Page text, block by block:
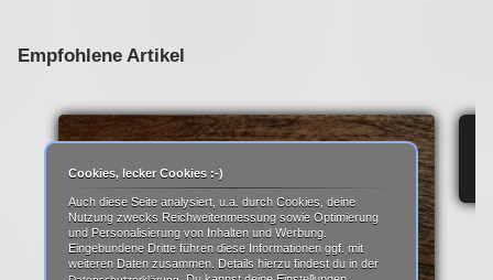
Empfohlene Artikel
Cookies, lecker Cookies :-)
Auch diese Seite analysiert, u.a. durch Cookies, deine
Nutzung zwecks Reichweitenmessung sowie Optimierung
und Personalisierung von Inhalten und Werbung.
Eingebundene Dritte führen diese Informationen ggf. mit
weiteren Daten zusammen. Details hierzu findest du in der